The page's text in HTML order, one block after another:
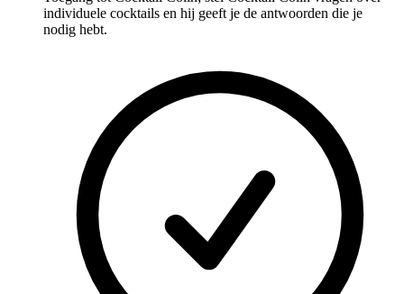
individuele cocktails en hij geeft je de antwoorden die je
nodig hebt.